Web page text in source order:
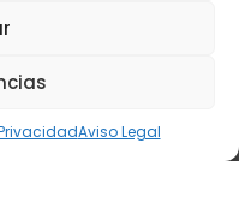
Aviso Legal